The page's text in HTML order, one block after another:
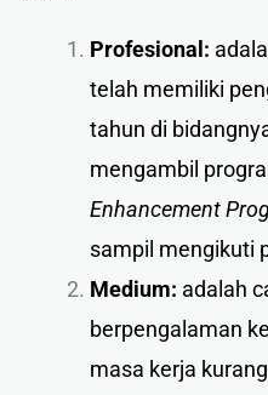
Profesional:
telah memiliki
tahun di
mengambil
Enhancement
sampil mengikuti
Medium: adalah
berpengalaman
masa kerja